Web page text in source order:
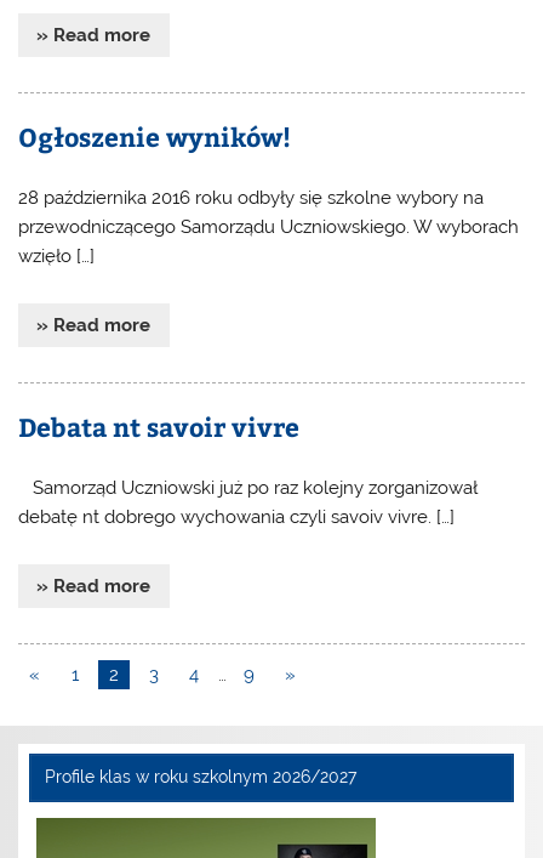
» Read more
Ogłoszenie wyników!
28 października 2016 roku odbyły się szkolne wybory na
przewodniczącego Samorządu Uczniowskiego. W wyborach
wzięło […]
» Read more
Debata nt savoir vivre
Samorząd Uczniowski już po raz kolejny zorganizował
debatę nt dobrego wychowania czyli savoiv vivre. […]
» Read more
« 1 2 3 4 … 9 »
Profile klas w roku szkolnym 2026/2027